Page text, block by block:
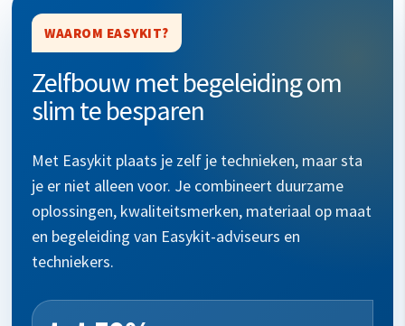
WAAROM EASYKIT?
Zelfbouw met begeleiding om
slim te besparen
Met Easykit plaats je zelf je technieken, maar sta
je er niet alleen voor. Je combineert duurzame
oplossingen, kwaliteitsmerken, materiaal op maat
en begeleiding van Easykit-adviseurs en
techniekers.